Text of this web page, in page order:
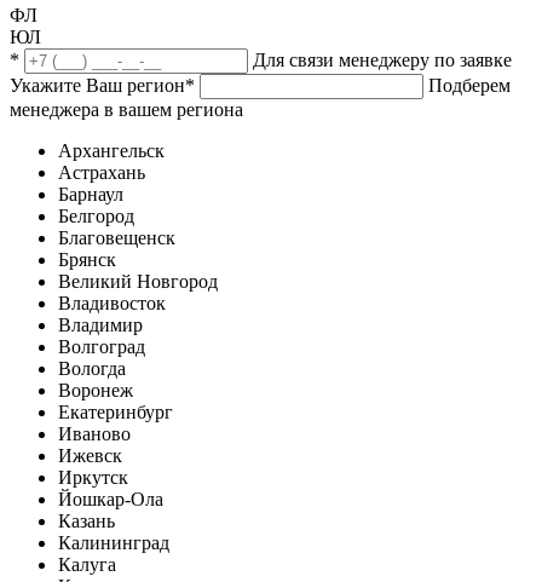
ФЛ
ЮЛ
*
Для связи менеджеру по заявке
Укажите Ваш регион*
Подберем
менеджера в вашем региона
Архангельск
Астрахань
Барнаул
Белгород
Благовещенск
Брянск
Великий Новгород
Владивосток
Владимир
Волгоград
Вологда
Воронеж
Екатеринбург
Иваново
Ижевск
Иркутск
Йошкар-Ола
Казань
Калининград
Калуга